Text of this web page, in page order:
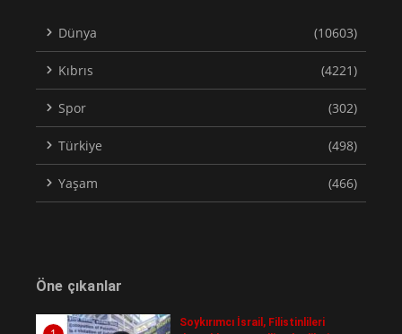
Dünya (10603)
Kıbrıs (4221)
Spor (302)
Türkiye (498)
Yaşam (466)
Öne çıkanlar
Soykırımcı İsrail, Filistinlileri